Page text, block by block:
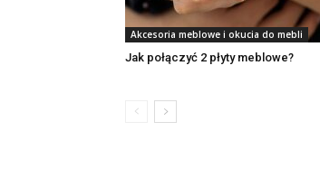
Akcesoria meblowe i okucia do mebli
Jak połączyć 2 płyty meblowe?